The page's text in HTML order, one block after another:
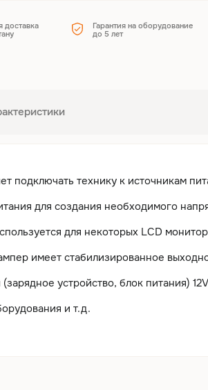
доставка
Гарантия на оборудование
до 5 лет
подключать технику к источникам
для создания необходимого
для некоторых LCD
имеет стабилизированное
устройство, блок питания)
и т.д.